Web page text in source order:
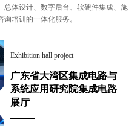
总体设计、数字后台、软硬件集成、施
培训的一体化服务。
Exhibition hall project
广东省大湾区集成电路与
系统应用研究院集成电路
展厅